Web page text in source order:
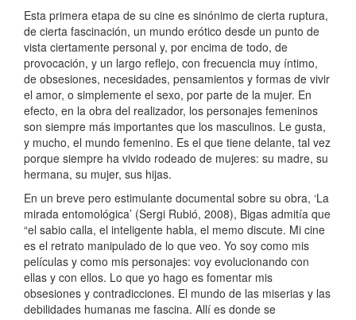
Esta primera etapa de su cine es sinónimo de cierta ruptura,
de cierta fascinación, un mundo erótico desde un punto de
vista ciertamente personal y, por encima de todo, de
provocación, y un largo reflejo, con frecuencia muy íntimo,
de obsesiones, necesidades, pensamientos y formas de vivir
el amor, o simplemente el sexo, por parte de la mujer. En
efecto, en la obra del realizador, los personajes femeninos
son siempre más importantes que los masculinos. Le gusta,
y mucho, el mundo femenino. Es el que tiene delante, tal vez
porque siempre ha vivido rodeado de mujeres: su madre, su
hermana, su mujer, sus hijas.
En un breve pero estimulante documental sobre su obra, ‘La
mirada entomológica’ (Sergi Rubió, 2008), Bigas admitía que
“el sabio calla, el inteligente habla, el memo discute. Mi cine
es el retrato manipulado de lo que veo. Yo soy como mis
películas y como mis personajes: voy evolucionando con
ellas y con ellos. Lo que yo hago es fomentar mis
obsesiones y contradicciones. El mundo de las miserias y las
debilidades humanas me fascina. Allí es donde se